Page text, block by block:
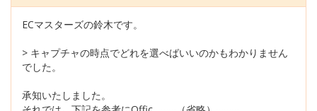
ECマスターズの鈴木です。
> キャプチャの時点でどれを選べばいいのかもわかりません
でした。
承知いたしました。